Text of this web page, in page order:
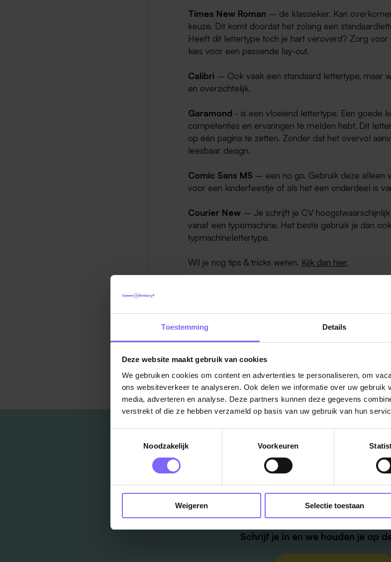
Toestemming Details
Deze website maakt gebruik van cookies
We gebruiken cookies om content en advertenties te personaliseren, om
ons websiteverkeer te analyseren. Ook delen we informatie over uw
media, adverteren en analyse. Deze partners kunnen deze gegevens
verstrekt of die ze hebben verzameld op basis van uw gebruik van hun
Noodzakelijk
Voorkeuren
Weigeren Selectie toestaan
Times New Roman – de klassieker. Kan
keuze. Dit komt doordat het zolang een
Heeft dit lettertype toch je hart veroverd? Zorg
kies voor een passende lay-out.
Calibri – Ook vaak een standaard lettertype, maar
en overzichtelijk.
Garamond - is een vloeiend lettertype. Een goede
competenties en ervaringen te melden hebt. Dit
op één pagina te zetten. Zonder dat het overvol
leesbaar design.
Comic Sans MS – een no go. Gebruik deze alleen
voor een kinderfeestje of als het een onderdeel is
Courier New – Je schrijft je CV
vanaf een typemachine. Het beste gebruik je dan
typmachinelettertype.
Wil je nog tips & tricks weten. Kijk dan hier.
Vacatures
in je
Schrijf je in en we houden je op